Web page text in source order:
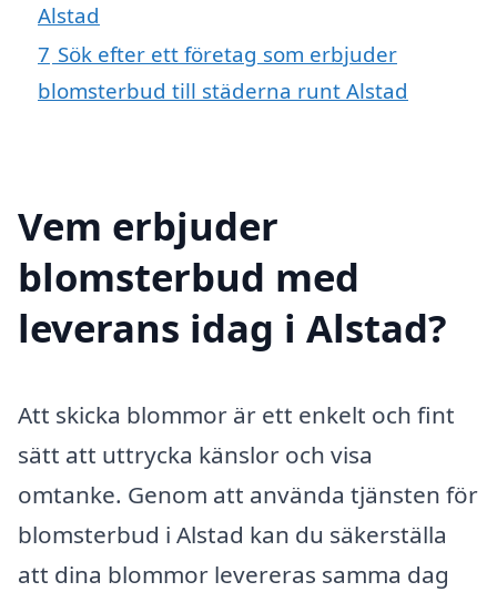
Alstad
7 Sök efter ett företag som erbjuder
blomsterbud till städerna runt Alstad
Vem erbjuder
blomsterbud med
leverans idag i Alstad?
Att skicka blommor är ett enkelt och fint
sätt att uttrycka känslor och visa
omtanke. Genom att använda tjänsten för
blomsterbud i Alstad kan du säkerställa
att dina blommor levereras samma dag